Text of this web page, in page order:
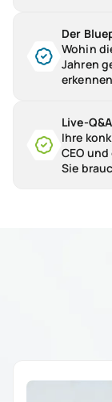
Der
Wohin
Jahren
Live-Q&A
Ihre
CEO
Sie